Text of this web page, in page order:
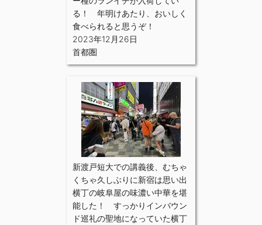
る！ 年明けあたり、おいしく
食べられると思うぞ！
2023年12月26日
首都圏
新渡戸短大での講義後、むちゃ
くちゃ久しぶりに新宿は思い出
横丁の岐阜屋の味濃い中華を堪
能した！ すっかりインバウン
ド巡礼の聖地になっていた横丁